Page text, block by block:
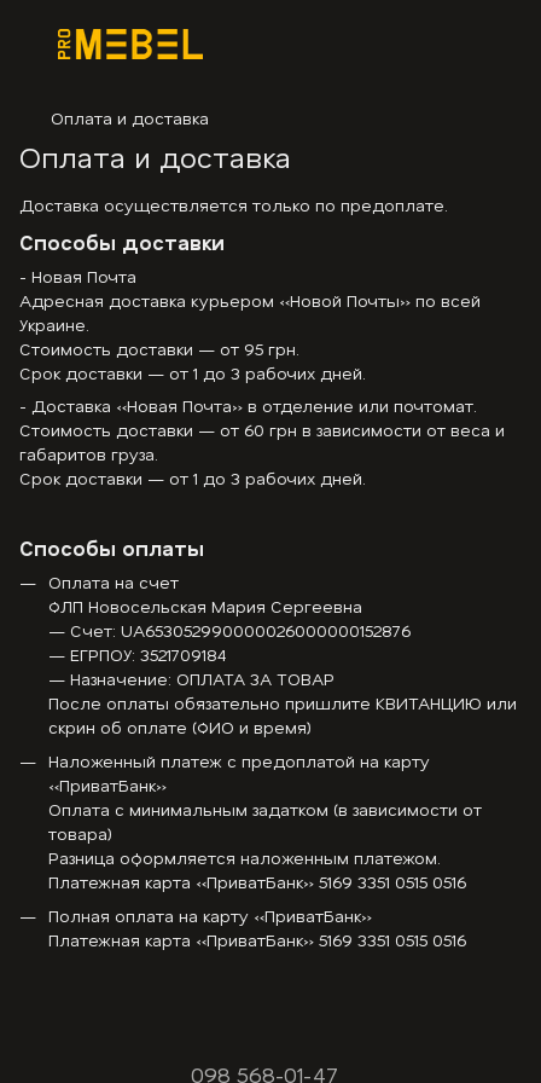
Оплата и доставка
Оплата и доставка
Доставка осуществляется только по предоплате.
Способы доставки
- Новая Почта
Адресная доставка курьером «Новой Почты» по всей
Украине.
Стоимость доставки — от 95 грн.
Срок доставки — от 1 до 3 рабочих дней.
- Доставка «Новая Почта» в отделение или почтомат.
Стоимость доставки — от 60 грн в зависимости от веса и
габаритов груза.
Срок доставки — от 1 до 3 рабочих дней.
Способы оплаты
Оплата на счет
ФЛП Новосельская Мария Сергеевна
— Счет: UA653052990000026000000152876
— ЕГРПОУ: 3521709184
— Назначение: ОПЛАТА ЗА ТОВАР
После оплаты обязательно пришлите КВИТАНЦИЮ или
скрин об оплате (ФИО и время)
Наложенный платеж с предоплатой на карту
«ПриватБанк»
Оплата с минимальным задатком (в зависимости от
товара)
Разница оформляется наложенным платежом.
Платежная карта «ПриватБанк» 5169 3351 0515 0516
Полная оплата на карту «ПриватБанк»
Платежная карта «ПриватБанк» 5169 3351 0515 0516
098 568-01-47